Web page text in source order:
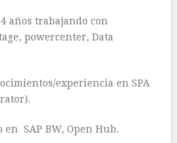
años trabajando con
powercenter, Data
experiencia en SPA
SAP BW, Open Hub.